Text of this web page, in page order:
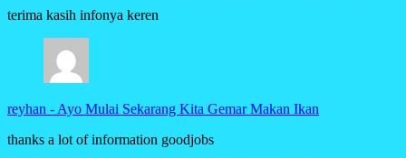
terima kasih infonya keren
reyhan - Ayo Mulai Sekarang Kita Gemar Makan Ikan
thanks a lot of information goodjobs